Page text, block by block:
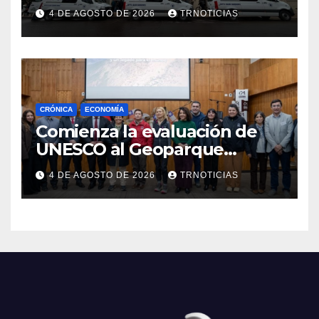
nuevas ambulancias para
Cauquenes y Sagrada Familia
4 DE AGOSTO DE 2026 TRNOTICIAS
CRÓNICA ECONOMÍA
Comienza la evaluación de
UNESCO al Geoparque
Aspirante Pillanmapu en el
Maule
4 DE AGOSTO DE 2026 TRNOTICIAS